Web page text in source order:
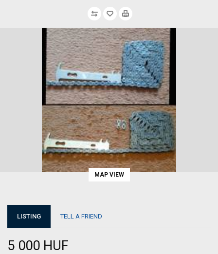
MAP VIEW
LISTING TELL A FRIEND
5 000 HUF